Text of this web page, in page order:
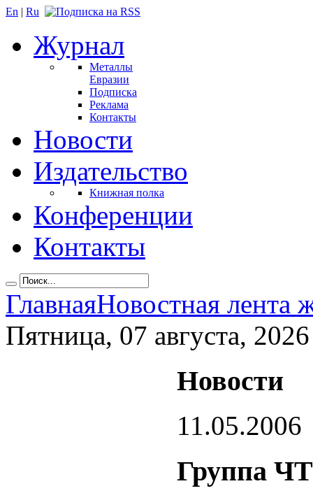
En | Ru
Журнал
Металлы
Евразии
Подписка
Реклама
Контакты
Новости
Издательство
Книжная полка
Конференции
Контакты
ГлавнаяНовостная лента
Пятница, 07 августа, 2026
Новости
11.05.2006
Группа